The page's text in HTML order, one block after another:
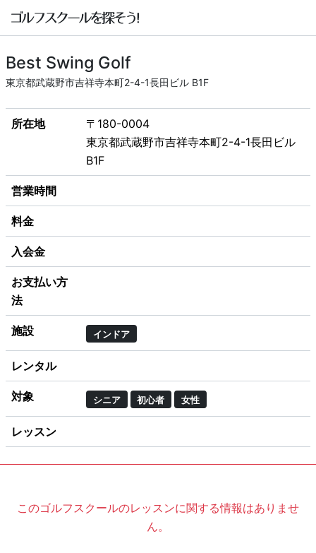
Best Swing Golf
東京都武蔵野市吉祥寺本町2-4-1長田ビル B1F
所在地
〒180-0004
東京都武蔵野市吉祥寺本町2-4-1長田ビル
B1F
営業時間
料金
入会金
お支払い方
法
施設 インドア
レンタル
対象 シニア 初心者 女性
レッスン
このゴルフスクールのレッスンに関する情報はありませ
ん。